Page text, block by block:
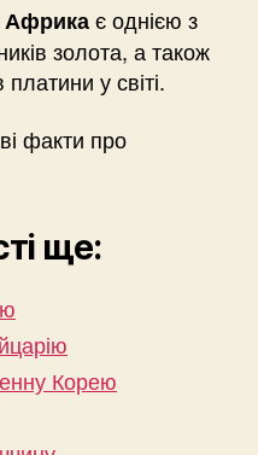
Африкає однією з
золота, а також
у світі.
факти про
ще:
Корею